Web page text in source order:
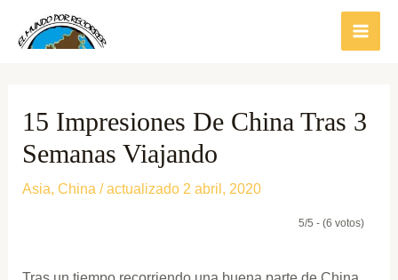
15 Impresiones De China Tras 3
Semanas Viajando
Asia, China / actualizado 2 abril, 2020
5/5 - (6 votos)